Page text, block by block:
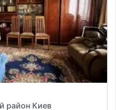
район Киев